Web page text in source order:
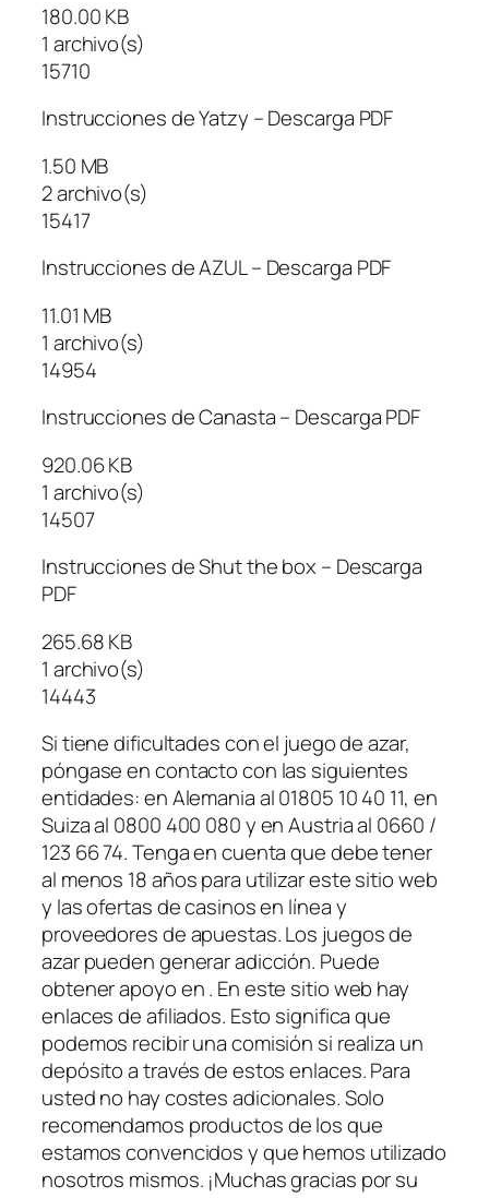
180.00 KB
1 archivo(s)
15710
Instrucciones de Yatzy – Descarga PDF
1.50 MB
2 archivo(s)
15417
Instrucciones de AZUL – Descarga PDF
11.01 MB
1 archivo(s)
14954
Instrucciones de Canasta – Descarga PDF
920.06 KB
1 archivo(s)
14507
Instrucciones de Shut the box – Descarga
PDF
265.68 KB
1 archivo(s)
14443
Si tiene dificultades con el juego de azar,
póngase en contacto con las siguientes
entidades: en Alemania al 01805 10 40 11, en
Suiza al 0800 400 080 y en Austria al 0660 /
123 66 74. Tenga en cuenta que debe tener
al menos 18 años para utilizar este sitio web
y las ofertas de casinos en línea y
proveedores de apuestas. Los juegos de
azar pueden generar adicción. Puede
obtener apoyo en . En este sitio web hay
enlaces de afiliados. Esto significa que
podemos recibir una comisión si realiza un
depósito a través de estos enlaces. Para
usted no hay costes adicionales. Solo
recomendamos productos de los que
estamos convencidos y que hemos utilizado
nosotros mismos. ¡Muchas gracias por su